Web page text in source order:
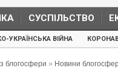
СУСПІЛЬСТВО
УКРАЇНСЬКА ВІЙНА
блогосфери » Новини